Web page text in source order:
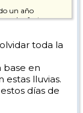
un año
dos factores
caída se
se notaba en el
perfecto estado
venga marzo y
frio.... Pero
toda la
base en
estas lluvias.
días de